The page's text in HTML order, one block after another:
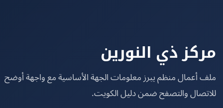
ذي النورين
منظم يبرز معلومات الجهة الأساسية مع واجهة أوضح
والتصفح ضمن دليل الكويت.